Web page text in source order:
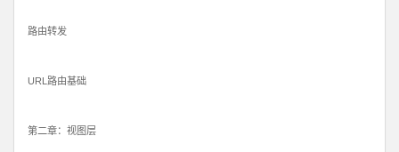
路由转发
URL路由基础
第二章：视图层